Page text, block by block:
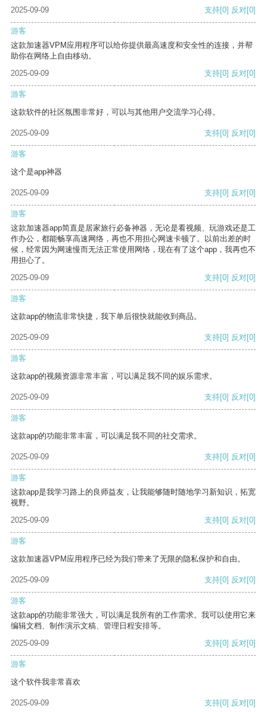
2025-09-09
支持[0] 反对[0]
游客
这款加速器VPM应用程序可以给你提供最高速度和安全性的连接，并帮
助你在网络上自由移动。
2025-09-09
支持[0] 反对[0]
游客
这款软件的社区氛围非常好，可以与其他用户交流学习心得。
2025-09-09 支持[0] 反对[0]
游客
这个是app神器
2025-09-09 支持[0] 反对[0]
游客
这款加速器app简直是居家旅行必备神器，无论是看视频、玩游戏还是工
作办公，都能畅享高速网络，再也不用担心网速卡顿了。以前出差的时
候，经常因为网速慢而无法正常使用网络，现在有了这个app，我再也不
用担心了。
2025-09-09
支持[0] 反对[0]
游客
这款app的物流非常快捷，我下单后很快就能收到商品。
2025-09-09 支持[0] 反对[0]
游客
这款app的视频资源非常丰富，可以满足我不同的娱乐需求。
2025-09-09 支持[0] 反对[0]
游客
这款app的功能非常丰富，可以满足我不同的社交需求。
2025-09-09 支持[0] 反对[0]
游客
这款app是我学习路上的良师益友，让我能够随时随地学习新知识，拓宽
视野。
2025-09-09
支持[0] 反对[0]
游客
这款加速器VPM应用程序已经为我们带来了无限的隐私保护和自由。
2025-09-09 支持[0] 反对[0]
游客
这款app的功能非常强大，可以满足我所有的工作需求。我可以使用它来
编辑文档、制作演示文稿、管理日程安排等。
2025-09-09
支持[0] 反对[0]
游客
这个软件我非常喜欢
2025-09-09 支持[0] 反对[0]